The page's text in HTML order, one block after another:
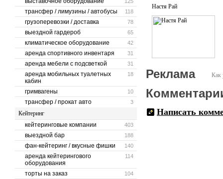
118
трансфер / лимузины / автобусы
78
грузоперевозки / доставка
65
выездной гардероб
42
климатическое оборудование
31
аренда спортивного инвентаря
31
аренда мебели с подсветкой
18
аренда мобильных туалетных
кабин
10
гримвагены
3
трансфер / прокат авто
Кейтеринг
403
кейтеринговые компании
188
выездной бар
140
фан-кейтеринг / вкусные фишки
114
аренда кейтерингового
оборудования
104
торты на заказ
Настя Рай
Как
Реклама
Написать